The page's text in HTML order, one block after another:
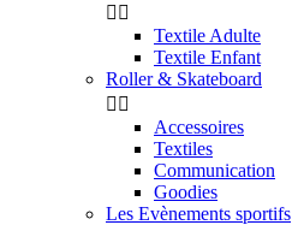
 
Textile Adulte
Textile Enfant
Roller & Skateboard
 
Accessoires
Textiles
Communication
Goodies
Les Evènements sportifs